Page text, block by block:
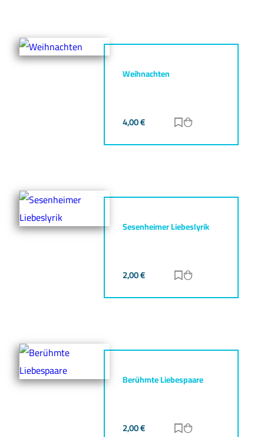
Weihnachten
4,00€ Zur Merkliste
Sesenheimer Liebeslyrik
2,00€ Zur Merkliste
Berühmte Liebespaare
2,00€ Zur Merkliste